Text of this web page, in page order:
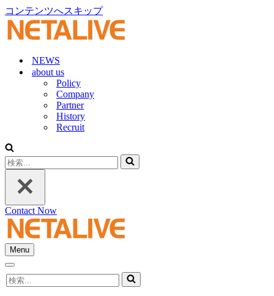
コンテンツへスキップ
NEWS
about us
Policy
Company
Partner
History
Recruit
検
索...
Contact Now
Menu
ナ
ゲ
ナ
ビ
検
索...